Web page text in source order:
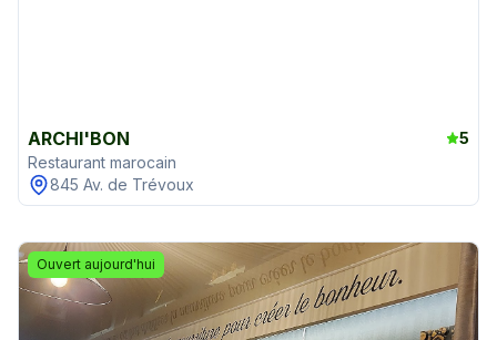
ARCHI'BON
5
Restaurant marocain
845 Av. de Trévoux
Ouvert aujourd'hui